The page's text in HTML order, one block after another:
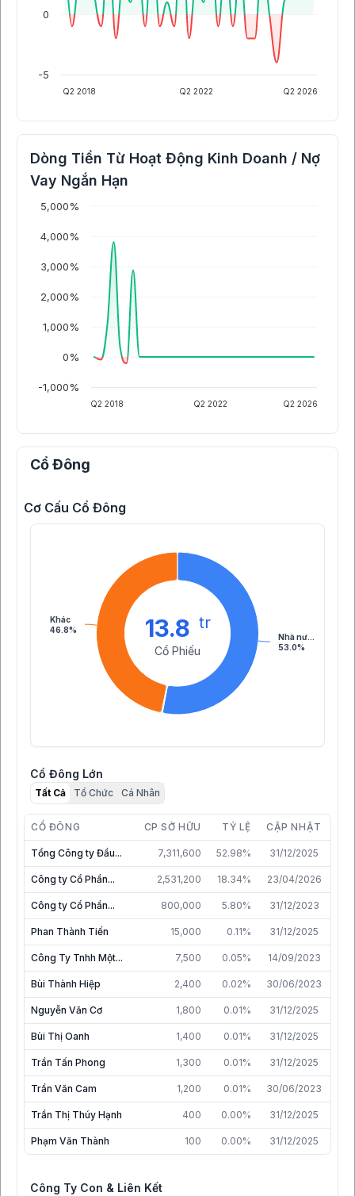
Q2 2018 Q2 2022 Q2 2026
-5
0
Dòng Tiền Từ Hoạt Động Kinh Doanh / Nợ
Vay Ngắn Hạn
Q2 2018 Q2 2022 Q2 2026
-1,000%
0%
1,000%
2,000%
3,000%
4,000%
5,000%
Cổ Đông
Cơ Cấu Cổ Đông
Nhà nư…
53.0%
Khác
46.8%
13.8 tr
Cổ Phiếu
Cổ Đông Lớn
Tất Cả Tổ Chức Cá Nhân
CỔ ĐÔNG CP SỞ HỮU TỶ LỆ CẬP NHẬT
Tổng Công ty Đầu... 7,311,600 52.98% 31/12/2025
Công ty Cổ Phần... 2,531,200 18.34% 23/04/2026
Công ty Cổ Phần... 800,000 5.80% 31/12/2023
Phan Thành Tiến 15,000 0.11% 31/12/2025
Công Ty Tnhh Một... 7,500 0.05% 14/09/2023
Bùi Thành Hiệp 2,400 0.02% 30/06/2023
Nguyễn Văn Cơ 1,800 0.01% 31/12/2025
Bùi Thị Oanh 1,400 0.01% 31/12/2025
Trần Tấn Phong 1,300 0.01% 31/12/2025
Trần Văn Cam 1,200 0.01% 30/06/2023
Trần Thị Thúy Hạnh 400 0.00% 31/12/2025
Phạm Văn Thành 100 0.00% 31/12/2025
Công Ty Con & Liên Kết